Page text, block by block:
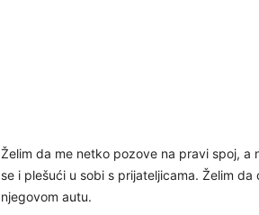
Želim da me netko pozove na pravi spoj, a
se i plešući u sobi s prijateljicama. Želim
njegovom autu.